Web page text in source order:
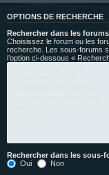
OPTIONS DE RECHERCHE
Rechercher dans les
Choisissez le forum ou les
recherche. Les sous-forums
l’option ci-dessous «
Rechercher dans les sous-
Oui
Non